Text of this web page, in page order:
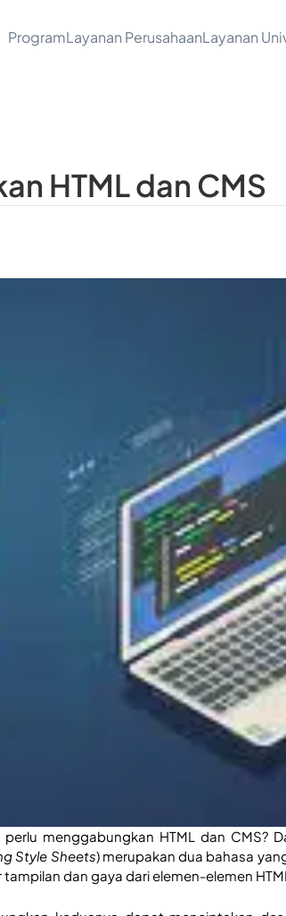
ProgramLayanan PerusahaanLayanan
HTML dan CMS
perlu menggabungkan HTML dan CMS?
Style Sheets) merupakan dua bahasa
dan gaya dari elemen-elemen